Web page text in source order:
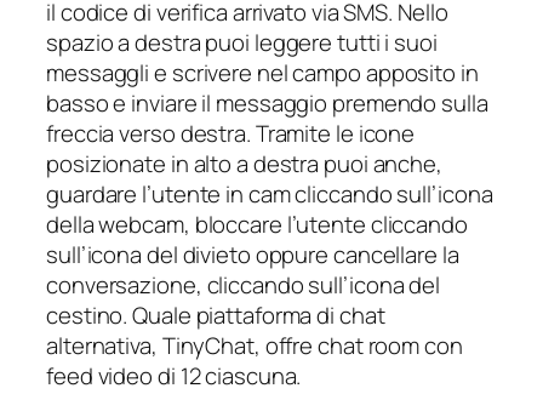
il codice di verifica arrivato via SMS. Nello
spazio a destra puoi leggere tutti i suoi
messaggli e scrivere nel campo apposito in
basso e inviare il messaggio premendo sulla
freccia verso destra. Tramite le icone
posizionate in alto a destra puoi anche,
guardare l’utente in cam cliccando sull’icona
della webcam, bloccare l’utente cliccando
sull’icona del divieto oppure cancellare la
conversazione, cliccando sull’icona del
cestino. Quale piattaforma di chat
alternativa, TinyChat, offre chat room con
feed video di 12 ciascuna.